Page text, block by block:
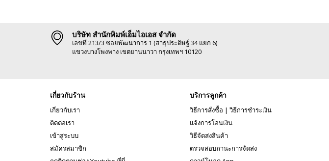
บริษัท สำนักพิมพ์เอ็มไอเอส จำกัด
เลขที่ 213/3 ซอยพัฒนาการ 1 (สาธุประดิษฐ์ 34 แยก 6)
แขวงบางโพงพาง เขตยานนาวา กรุงเทพฯ 10120
เกี่ยวกับร้าน
เกี่ยวกับเรา
ติดต่อเรา
เข้าสู่ระบบ
สมัครสมาชิก
บริการลูกค้า
วิธีการสั่งซื้อ | วิธีการชำระเงิน
แจ้งการโอนเงิน
วิธีจัดส่งสินค้า
ตรวจสอบถานะการจัดส่ง